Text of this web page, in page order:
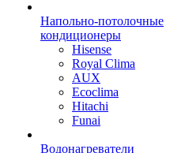
Напольно-потолочные
кондиционеры
Hisense
Royal Clima
AUX
Ecoclima
Hitachi
Funai
Водонагреватели